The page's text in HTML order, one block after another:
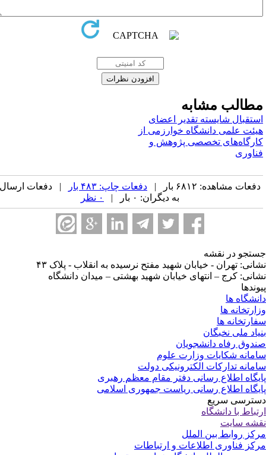
مشابه
شایسته تقدیر اعضای
علمی دانشگاه خوارزمی از
تخصصی پژوهش و
مشاهده: ۶۸۱۲ بار | دفعات چاپ: ۴۸۳ بار
| دفعات ارسال
به دیگران: ۰ بار |
۰ نظر
در نقشه
تهران - خیابان شهید مفتح نرسیده به انقلاب - پلاک ۴۳
کرج – انتهای خیابان شهید بهشتی – میدان دانشگاه
ها
ها
ها
ملی نخبگان
رفاه دانشجویان
شکایات وزارت علوم
تدارکات الکترونیکی دولت
اطلاع رسانی دفتر مقام معظم رهبری
اطلاع رسانی ریاست جمهوری اسلامی
سریع
با دانشگاه
سایت
روابط بین الملل
فناوری اطلاعات و ارتباطات